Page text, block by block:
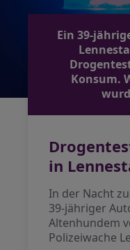
Ein 39-
Konsum.
in
In der Nacht
39-jähriger
Altenhundem
Polizeiwache